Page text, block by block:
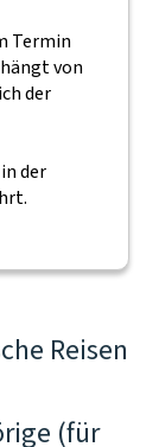
Termin
von
der
der
Reisen
(für